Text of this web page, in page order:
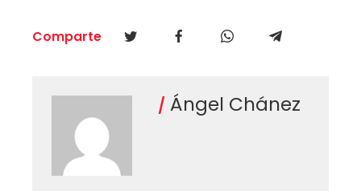
Comparte
Ángel Chánez